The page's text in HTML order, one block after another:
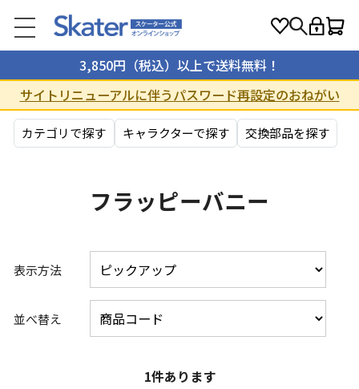
3,850円（税込）以上で送料無料！
サイトリニューアルに伴うパスワード再設定のおねがい
カテゴリで探す キャラクターで探す 交換部品を探す
フラッピーバニー
表示方法
並べ替え
1件あります